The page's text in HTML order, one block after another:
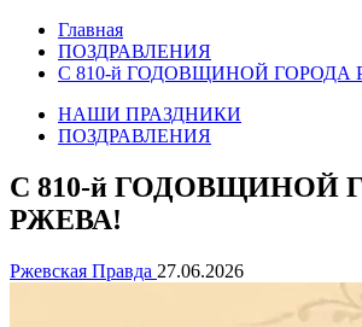
Главная
ПОЗДРАВЛЕНИЯ
С 810-й ГОДОВЩИНОЙ ГОРОДА
НАШИ ПРАЗДНИКИ
ПОЗДРАВЛЕНИЯ
С 810-й ГОДОВЩИНОЙ
РЖЕВА!
Ржевская Правда 27.06.2026